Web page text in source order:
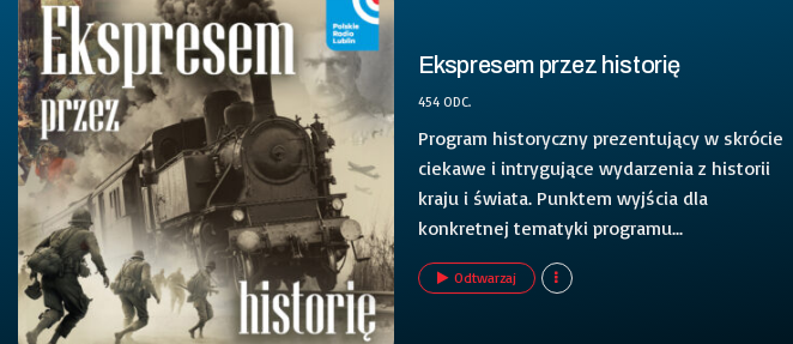
Ekspresem przez historię
454 ODC.
Program historyczny prezentujący w skrócie
ciekawe i intrygujące wydarzenia z historii
kraju i świata. Punktem wyjścia dla
konkretnej tematyki programu...
Odtwarzaj